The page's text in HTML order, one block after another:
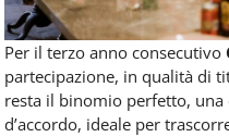
Per il terzo anno consecutivo
partecipazione, in qualità di
resta il binomio perfetto,
d’accordo, ideale per